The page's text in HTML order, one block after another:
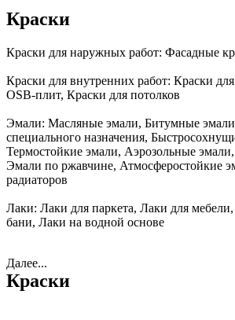
Краски
Краски для наружных работ: Фасадные
Краски для внутренних работ: Краски
OSB-плит, Краски для потолков
Эмали: Масляные эмали, Битумные
специального назначения,
Термостойкие эмали, Аэрозольные
Эмали по ржавчине, Атмосферостойкие
радиаторов
Лаки: Лаки для паркета, Лаки для
бани, Лаки на водной основе
Далее...
Краски